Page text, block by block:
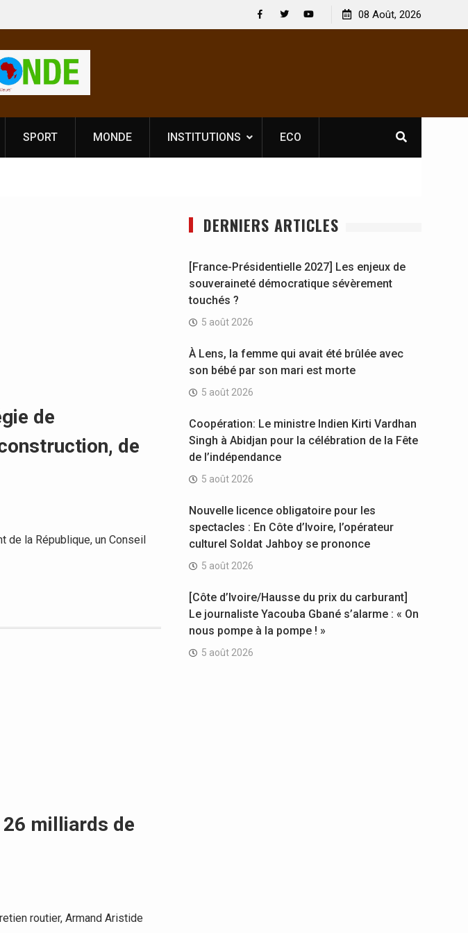
à
Nouvelle licence obligatoire pour les spectacles : En
Côte d’Ivoire, l’opérateur culturel Soldat Jahboy se
prononce
[France-Présidentielle 2027]
souveraineté démocratique
08 Août, 2026
SPORT MONDE INSTITUTIONS ECO
de
de
de la République, un Conseil
milliards de
routier, Armand Aristide
DERNIERS ARTICLES
[France-Présidentielle 2027] Les enjeux de
souveraineté démocratique sévèrement
touchés ?
5 août 2026
À Lens, la femme qui avait été brûlée avec
son bébé par son mari est morte
5 août 2026
Coopération: Le ministre Indien Kirti Vardhan
Singh à Abidjan pour la célébration de la Fête
de l’indépendance
5 août 2026
Nouvelle licence obligatoire pour les
spectacles : En Côte d’Ivoire, l’opérateur
culturel Soldat Jahboy se prononce
5 août 2026
[Côte d’Ivoire/Hausse du prix du carburant]
Le journaliste Yacouba Gbané s’alarme : « On
nous pompe à la pompe ! »
5 août 2026